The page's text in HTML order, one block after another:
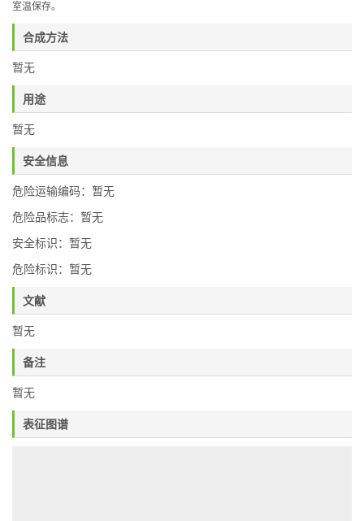
室温保存。
合成方法
暂无
用途
暂无
安全信息
危险运输编码：暂无
危险品标志：暂无
安全标识：暂无
危险标识：暂无
文献
暂无
备注
暂无
表征图谱